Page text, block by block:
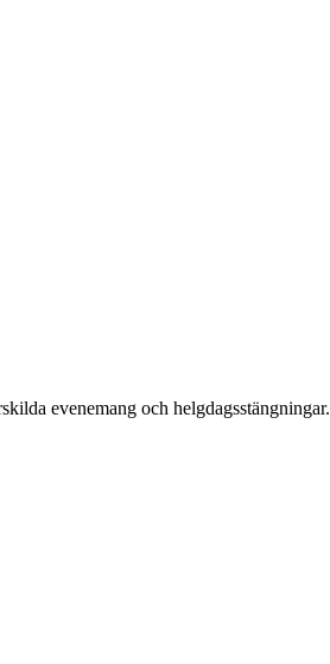
evenemang och helgdagsstängningar.